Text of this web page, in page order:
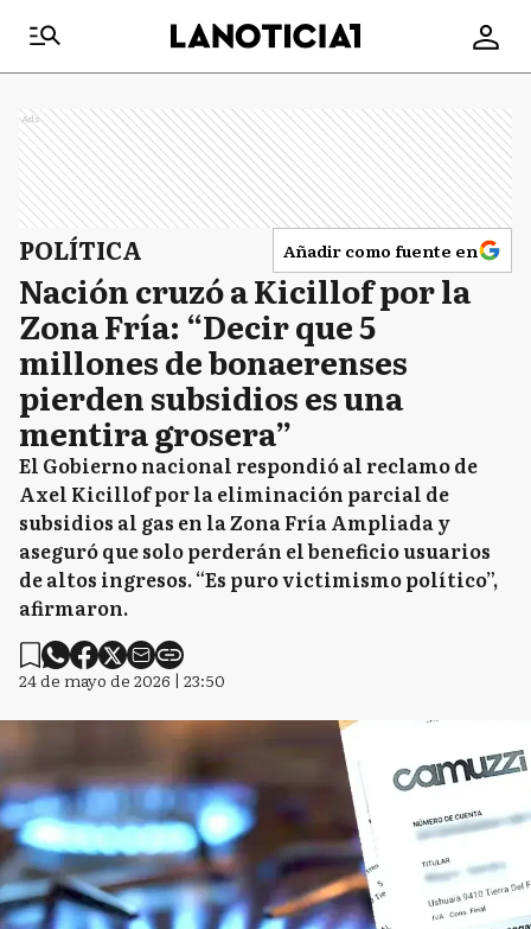
Ads
POLÍTICA Añadir como fuente en
Nación cruzó a Kicillof por la
Zona Fría: “Decir que 5
millones de bonaerenses
pierden subsidios es una
mentira grosera”
El Gobierno nacional respondió al reclamo de
Axel Kicillof por la eliminación parcial de
subsidios al gas en la Zona Fría Ampliada y
aseguró que solo perderán el beneficio usuarios
de altos ingresos. “Es puro victimismo político”,
afirmaron.
24 de mayo de 2026 | 23:50